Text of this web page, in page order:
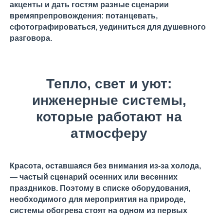
акценты и дать гостям разные сценарии
времяпрепровождения: потанцевать,
сфотографироваться, уединиться для душевного
разговора.
Тепло, свет и уют:
инженерные системы,
которые работают на
атмосферу
Красота, оставшаяся без внимания из-за холода,
— частый сценарий осенних или весенних
праздников. Поэтому в списке оборудования,
необходимого для мероприятия на природе,
системы обогрева стоят на одном из первых